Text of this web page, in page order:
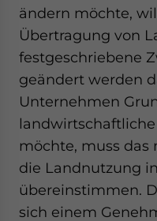
ändern möchte,
Übertragung von
festgeschriebene
geändert werden
Unternehmen
möchte, muss
die Landnutzung
übereinstimmen.
sich einem